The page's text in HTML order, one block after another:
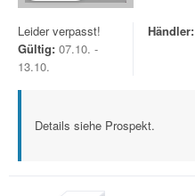
Leider verpasst!
Gültig: 07.10. -
13.10.
Händler:
Details siehe Prospekt.